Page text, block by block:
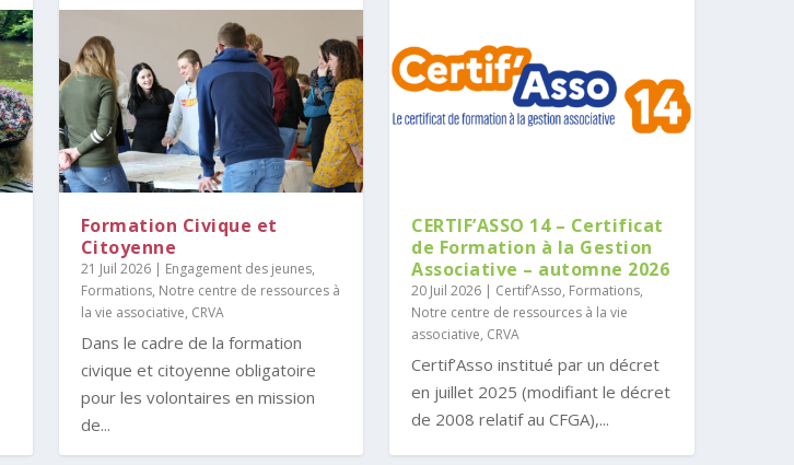
Formation Civique et
Citoyenne
21 Juil 2026| Engagement des jeunes,
Formations, Notre centre de ressources à
la vie associative, CRVA
Dans le cadre de la formation
civique et citoyenne obligatoire
pour les volontaires en mission
de...
CERTIF’ASSO 14 – Certificat
de Formation à la Gestion
Associative – automne 2026
20 Juil 2026 | Certif’Asso, Formations,
Notre centre de ressources à la vie
associative, CRVA
Certif’Asso institué par un décret
en juillet 2025 (modifiant le décret
de 2008 relatif au CFGA),...